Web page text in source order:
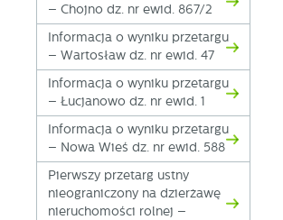
– Chojno dz. nr ewid. 867/2
Informacja o wyniku przetargu
– Wartosław dz. nr ewid. 47
Informacja o wyniku przetargu
– Łucjanowo dz. nr ewid. 1
Informacja o wyniku przetargu
– Nowa Wieś dz. nr ewid. 588
Pierwszy przetarg ustny
nieograniczony na dzierżawę
nieruchomości rolnej –